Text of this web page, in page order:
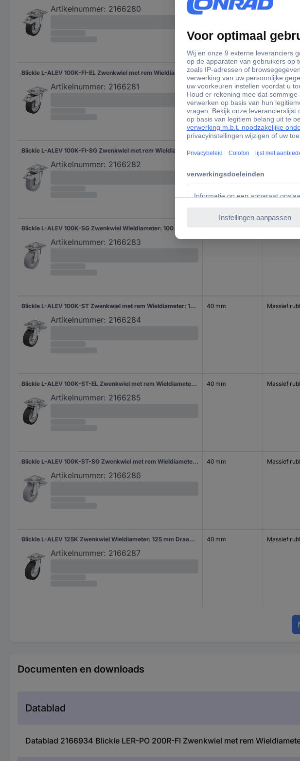
Artikelnummer: 2166280
Blickle L-ALEV 100K-FI-EL Zwenkwiel met rem Wieldiameter: 100 mm Draagvermogen (max.): 200 kg 1 stuk(s)
Artikelnummer: 2166281
40 mm Massief
Blickle L-ALEV 100K-FI-SG Zwenkwiel met rem Wieldiameter: 100 mm Draagvermogen (max.): 200 kg 1 stuk(s)
Artikelnummer: 2166282
40 mm Massief
Artikelnummer: 2166283
Blickle L-ALEV 100K-ST Zwenkwiel met rem Wieldiameter: 100 mm Draagvermogen (max.): 200 kg 1 stuk(s)
Artikelnummer: 2166284
40 mm Massief
Blickle L-ALEV 100K-ST-EL Zwenkwiel met rem Wieldiameter: 100 mm Draagvermogen (max.): 200 kg 1 stuk(s)
Artikelnummer: 2166285
40 mm Massief
Blickle L-ALEV 100K-ST-SG Zwenkwiel met rem Wieldiameter: 100 mm Draagvermogen (max.): 200 kg 1 stuk(s)
Artikelnummer: 2166286
40 mm Massief
Blickle L-ALEV 125K Zwenkwiel Wieldiameter: 125 mm Draagvermogen (max.): 250 kg 1 stuk(s)
Artikelnummer: 2166287
40 mm Massief
Documenten en downloads
Datablad
Datablad 2166934 Blickle LER-PO 200R-FI Zwenkwiel met rem